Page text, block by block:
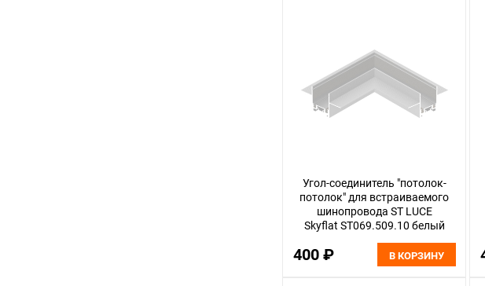
Угол-соединитель "потолок-
потолок" для встраиваемого
шинопровода ST LUCE
Skyflat ST069.509.10 белый
400 ₽ В КОРЗИНУ